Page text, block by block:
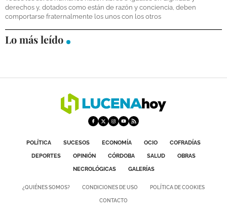
COMPETICIONES
DEPORTE BASE
VENTANA CIUDADANA
SUBBÉTICA HOY
OBRAS
derechos y, dotados como están de razón y conciencia, deben
comportarse fraternalmente los unos con los otros
Lo más leído
POLÍTICA SUCESOS ECONOMÍA OCIO
COFRADÍAS
DEPORTES
OPINIÓN CÓRDOBA SALUD
OBRAS
NECROLÓGICAS
GALERÍAS
¿QUIÉNES SOMOS? CONDICIONES DE USO POLÍTICA DE COOKIES
CONTACTO